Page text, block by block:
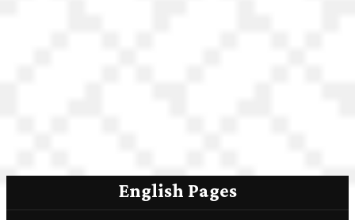
English Pages